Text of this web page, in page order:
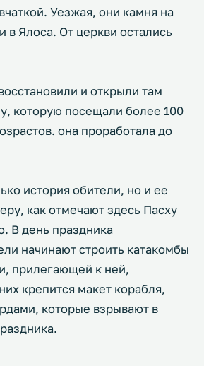
Уезжая, они камня на
в Ялоса. От церкви остались
и открыли там
которую посещали более 100
она проработала до
история обители, но и ее
как отмечают здесь Пасху
В день праздника
начинают строить катакомбы
прилегающей к ней,
крепится макет корабля,
которые взрывают в